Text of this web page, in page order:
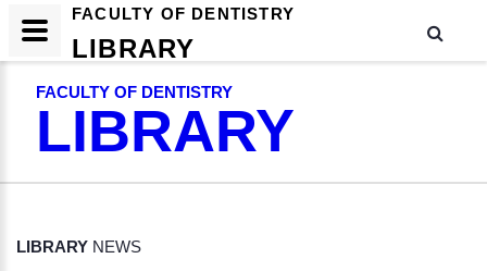
FACULTY OF DENTISTRY
LIBRARY
LIBRARY NEWS
FACULTY OF DENTISTRY
LIBRARY